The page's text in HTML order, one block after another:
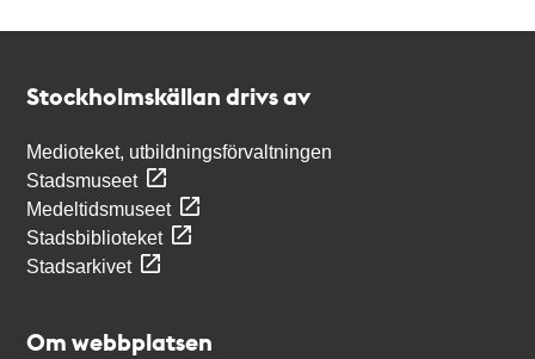
Stockholmskällan drivs av
Medioteket, utbildningsförvaltningen
Stadsmuseet
Medeltidsmuseet
Stadsbiblioteket
Stadsarkivet
Om webbplatsen